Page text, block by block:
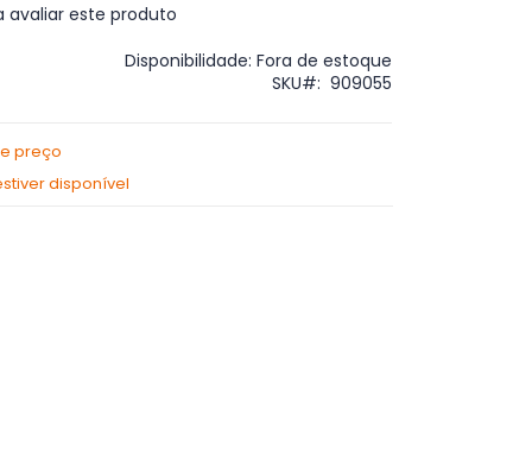
avaliar este produto
Disponibilidade: Fora de estoque
SKU
909055
preço
disponível